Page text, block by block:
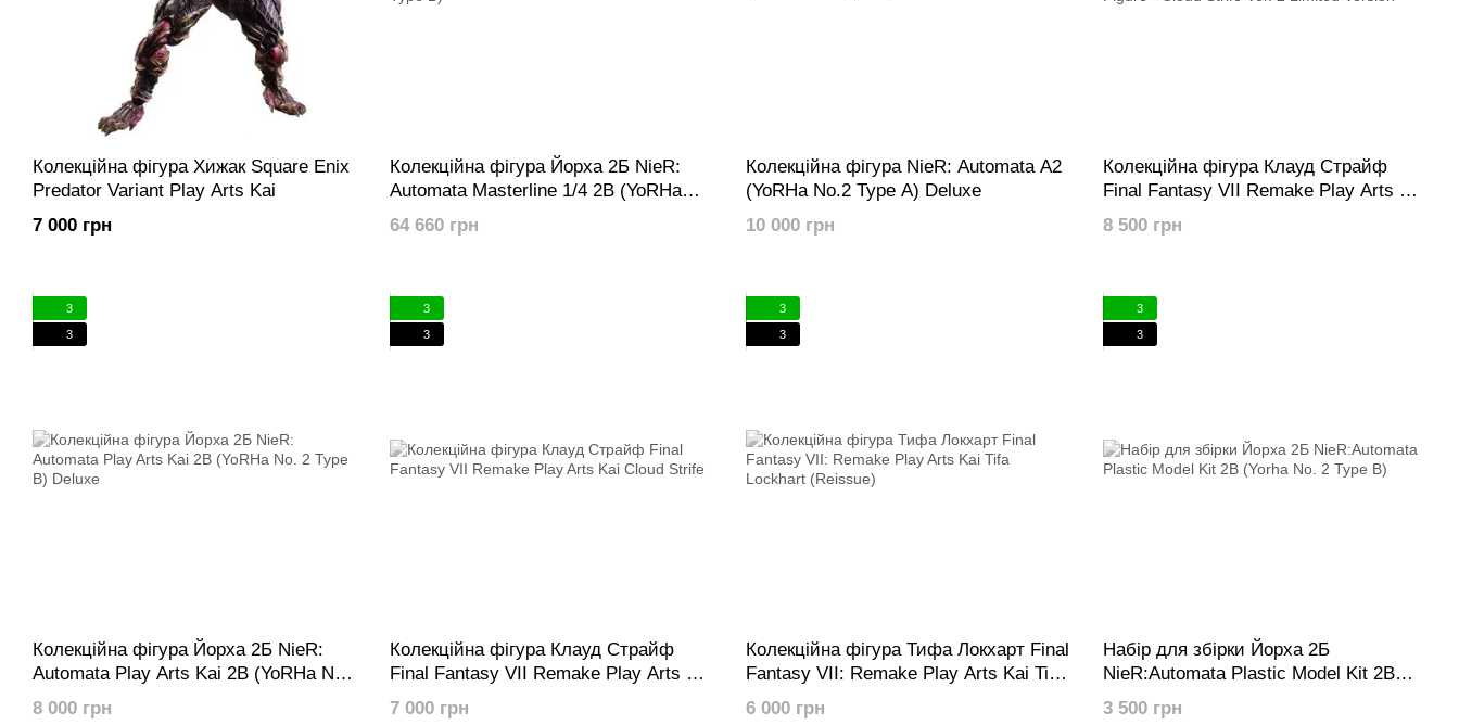
Колекційна фігура Хижак Square Enix
Predator Variant Play Arts Kai
7 000 грн
Колекційна фігура Йорха 2Б NieR:
Automata Masterline 1/4 2B (YoRHa
No. 2 Type B)
64 660 грн
Колекційна фігура NieR: Automata A2
(YoRHa No.2 Type A) Deluxe
10 000 грн
Колекційна фігура Клауд Страйф
Final Fantasy VII Remake Play Arts Kai
Action Figure - Cloud Strife Ver. 2
Limited Version
8 500 грн
3
3
Колекційна фігура Йорха 2Б NieR:
Automata Play Arts Kai 2B (YoRHa No.
2 Type B) Deluxe
8 000 грн
3
3
Колекційна фігура Клауд Страйф
Final Fantasy VII Remake Play Arts Kai
Cloud Strife
7 000 грн
3
3
Колекційна фігура Тифа Локхарт Final
Fantasy VII: Remake Play Arts Kai Tifa
Lockhart (Reissue)
6 000 грн
3
3
Набір для збірки Йорха 2Б
NieR:Automata Plastic Model Kit 2B
(Yorha No. 2 Type B)
3 500 грн